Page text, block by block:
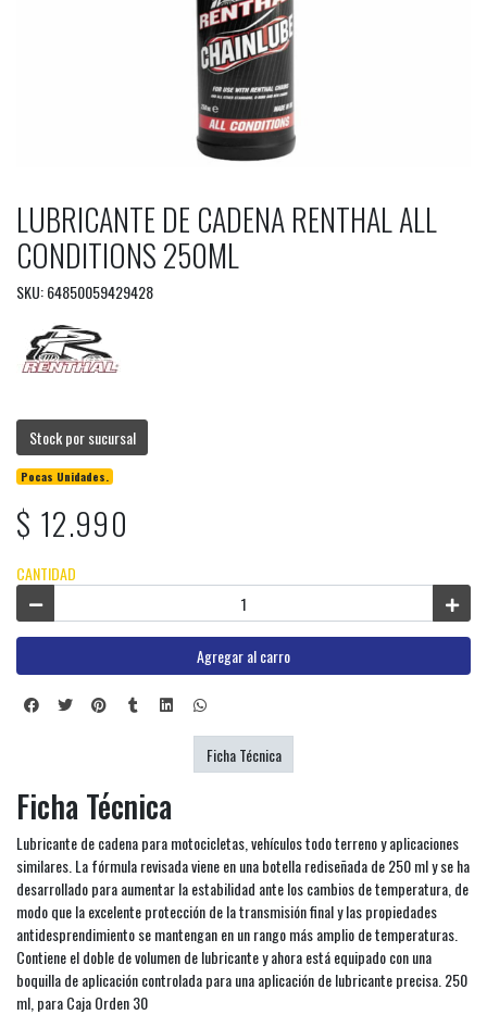
LUBRICANTE DE CADENA RENTHAL ALL
CONDITIONS 250ML
SKU: 64850059429428
Stock por sucursal
Pocas Unidades.
$ 12.990
CANTIDAD
Agregar al carro
Ficha Técnica
Lubricante de cadena para motocicletas, vehículos todo terreno y aplicaciones
similares. La fórmula revisada viene en una botella rediseñada de 250 ml y se ha
desarrollado para aumentar la estabilidad ante los cambios de temperatura, de
modo que la excelente protección de la transmisión final y las propiedades
antidesprendimiento se mantengan en un rango más amplio de temperaturas.
Contiene el doble de volumen de lubricante y ahora está equipado con una
boquilla de aplicación controlada para una aplicación de lubricante precisa. 250
ml, para Caja Orden 30
Ficha Técnica